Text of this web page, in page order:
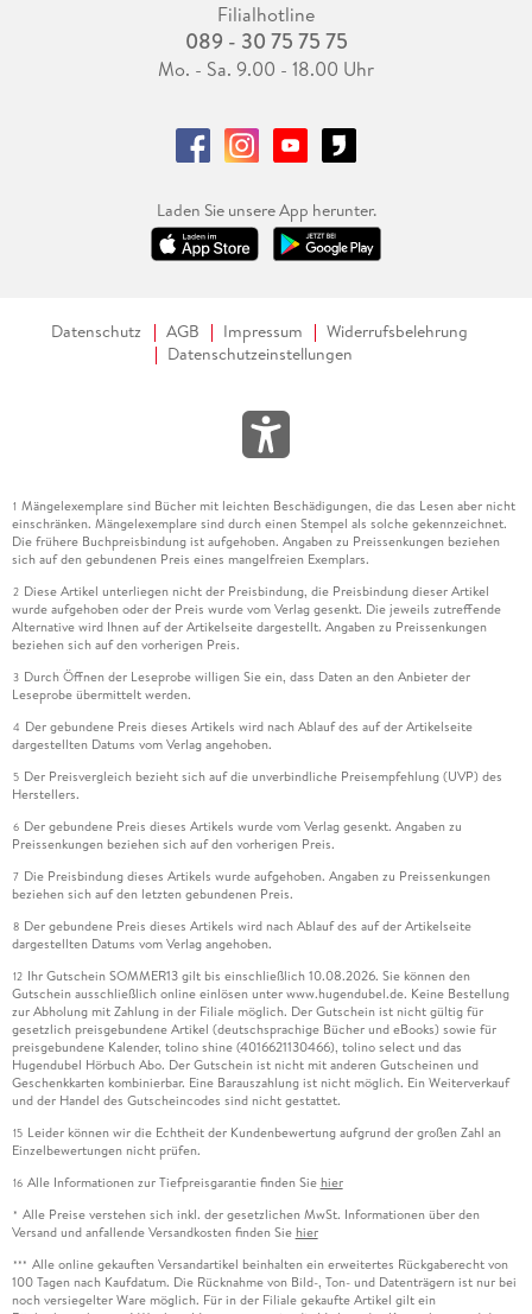
Filialhotline
089 - 30 75 75 75
Mo. - Sa. 9.00 - 18.00 Uhr
Laden Sie unsere App herunter.
Datenschutz AGB Impressum
Widerrufsbelehrung
Datenschutzeinstellungen
1 Mängelexemplare sind Bücher mit leichten Beschädigungen, die das Lesen aber nicht
einschränken. Mängelexemplare sind durch einen Stempel als solche gekennzeichnet.
Die frühere Buchpreisbindung ist aufgehoben. Angaben zu Preissenkungen beziehen
sich auf den gebundenen Preis eines mangelfreien Exemplars.
2 Diese Artikel unterliegen nicht der Preisbindung, die Preisbindung dieser Artikel
wurde aufgehoben oder der Preis wurde vom Verlag gesenkt. Die jeweils zutreffende
Alternative wird Ihnen auf der Artikelseite dargestellt. Angaben zu Preissenkungen
beziehen sich auf den vorherigen Preis.
3 Durch Öffnen der Leseprobe willigen Sie ein, dass Daten an den Anbieter der
Leseprobe übermittelt werden.
4 Der gebundene Preis dieses Artikels wird nach Ablauf des auf der Artikelseite
dargestellten Datums vom Verlag angehoben.
5 Der Preisvergleich bezieht sich auf die unverbindliche Preisempfehlung (UVP) des
Herstellers.
6 Der gebundene Preis dieses Artikels wurde vom Verlag gesenkt. Angaben zu
Preissenkungen beziehen sich auf den vorherigen Preis.
7 Die Preisbindung dieses Artikels wurde aufgehoben. Angaben zu Preissenkungen
beziehen sich auf den letzten gebundenen Preis.
8 Der gebundene Preis dieses Artikels wird nach Ablauf des auf der Artikelseite
dargestellten Datums vom Verlag angehoben.
12 Ihr Gutschein SOMMER13 gilt bis einschließlich 10.08.2026. Sie können den
Gutschein ausschließlich online einlösen unter www.hugendubel.de. Keine Bestellung
zur Abholung mit Zahlung in der Filiale möglich. Der Gutschein ist nicht gültig für
gesetzlich preisgebundene Artikel (deutschsprachige Bücher und eBooks) sowie für
preisgebundene Kalender, tolino shine (4016621130466), tolino select und das
Hugendubel Hörbuch Abo. Der Gutschein ist nicht mit anderen Gutscheinen und
Geschenkkarten kombinierbar. Eine Barauszahlung ist nicht möglich. Ein Weiterverkauf
und der Handel des Gutscheincodes sind nicht gestattet.
15 Leider können wir die Echtheit der Kundenbewertung aufgrund der großen Zahl an
Einzelbewertungen nicht prüfen.
16 Alle Informationen zur Tiefpreisgarantie finden Sie hier
* Alle Preise verstehen sich inkl. der gesetzlichen MwSt. Informationen über den
Versand und anfallende Versandkosten finden Sie hier
*** Alle online gekauften Versandartikel beinhalten ein erweitertes Rückgaberecht von
100 Tagen nach Kaufdatum. Die Rücknahme von Bild-, Ton- und Datenträgern ist nur bei
noch versiegelter Ware möglich. Für in der Filiale gekaufte Artikel gilt ein